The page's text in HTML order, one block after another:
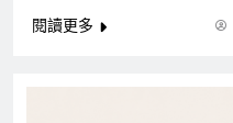
閱讀更多